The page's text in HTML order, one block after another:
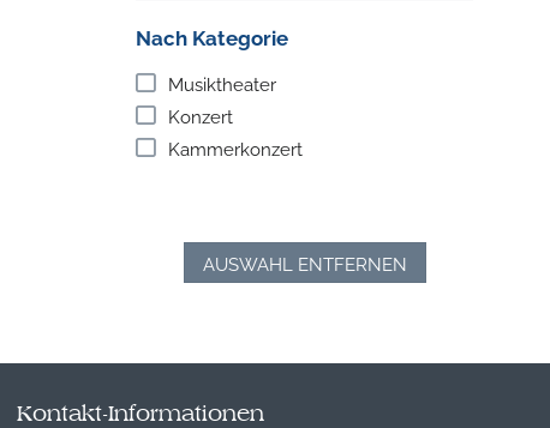
Nach Kategorie
Musiktheater
Konzert
Kammerkonzert
AUSWAHL ENTFERNEN
Kontakt-Informationen